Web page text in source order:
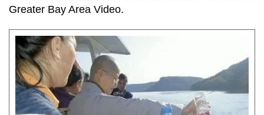
Greater Bay Area Video.